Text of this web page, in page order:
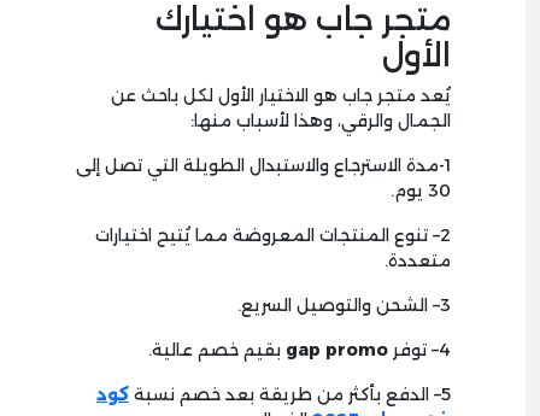
متجر جاب هو اختيارك
الأول
يُعد متجر جاب هو الاختيار الأول لكل باحث عن
الجمال والرقي، وهذا لأسباب منها:
1-مدة الاسترجاع والاستبدال الطويلة التي تصل إلى
30 يوم.
2– تنوع المنتجات المعروضة مما يُتيح اختيارات
متعددة.
3– الشحن والتوصيل السريع.
4– توفر gap promo بقيم خصم عالية.
5– الدفع بأكثر من طريقة بعد خصم نسبة كود